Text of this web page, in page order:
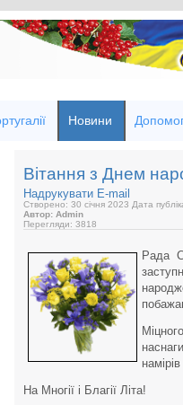
Новини
Вітання з Днем
Надрукувати E-mail
Створено: 30 січня 2023 Дата
Автор: Admin
Перегляди: 3818
Рада
На Многії і Благії Літа!